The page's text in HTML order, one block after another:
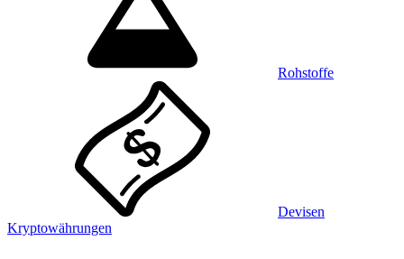
Rohstoffe
Devisen
Kryptowährungen